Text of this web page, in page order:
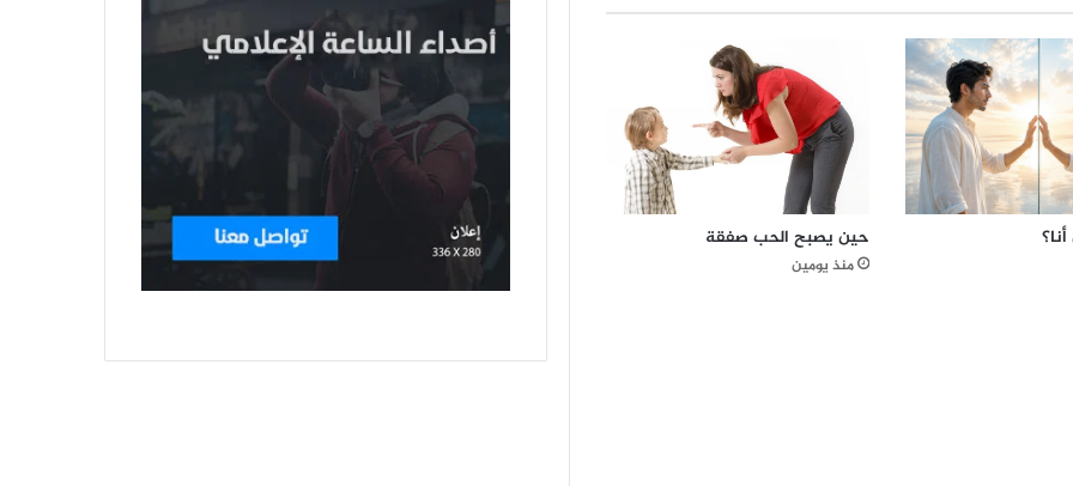
ي
ة
«
و
أ
ن
ت
ي
م
حين يصبح الحب صفقة
منذ يومين